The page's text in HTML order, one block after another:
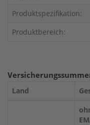
Produktspezifikation:
Produktbereich:
Land